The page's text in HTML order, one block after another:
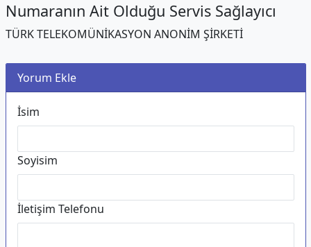
Numaranın Ait Olduğu Servis Sağlayıcı
TÜRK TELEKOMÜNİKASYON ANONİM ŞİRKETİ
Yorum Ekle
İsim
Soyisim
İletişim Telefonu